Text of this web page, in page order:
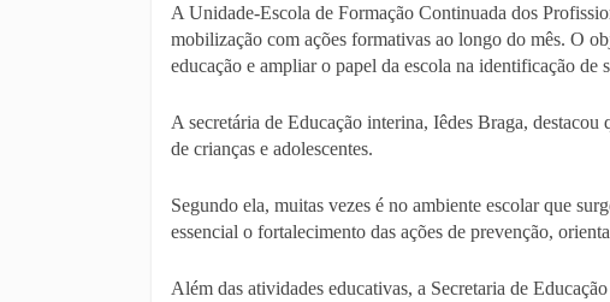
A Unidade-Escola de Formação Continuada dos
mobilização com ações formativas ao longo do mês. O
educação e ampliar o papel da escola na identificação de
A secretária de Educação interina, Iêdes Braga,
de crianças e adolescentes.
Segundo ela, muitas vezes é no ambiente escolar que
essencial o fortalecimento das ações de prevenção,
Além das atividades educativas, a Secretaria de